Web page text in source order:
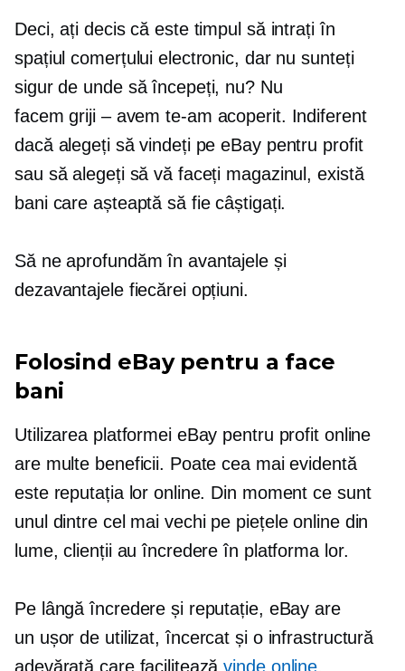
Deci, ați decis că este timpul să intrați în
spațiul comerțului electronic, dar nu sunteți
sigur de unde să începeți, nu? Nu
facem griji – avem te-am acoperit. Indiferent
dacă alegeți să vindeți pe eBay pentru profit
sau să alegeți să vă faceți magazinul, există
bani care așteaptă să fie câștigați.
Să ne aprofundăm în avantajele și
dezavantajele fiecărei opțiuni.
Folosind eBay pentru a face
bani
Utilizarea platformei eBay pentru profit online
are multe beneficii. Poate cea mai evidentă
este reputația lor online. Din moment ce sunt
unul dintre cel mai vechipe piețele online din
lume, clienții au încredere în platforma lor.
Pe lângă încredere și reputație, eBay are
un ușor de utilizat, încercat și o infrastructură
adevărată care faciliteazăvinde online.